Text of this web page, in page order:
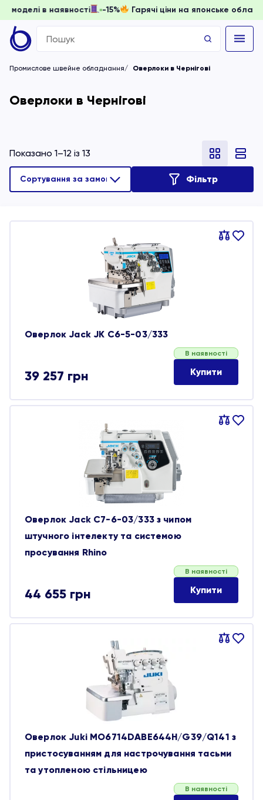
доки моделі в наявності -15% Гарячі ціни на
Search
for:
Промислове швейне обладнання Оверлоки в Чернігові
Оверлоки в Чернігові
Показано 1–12 із 13
Фільтр
Порівняти
В
Оверлок Jack JK C6-5-03/333
39 257 грн
В наявності
Купити
Порівняти
В
Оверлок Jack C7-6-03/333 з чипом
штучного інтелекту та системою
просування Rhino
44 655 грн
В наявності
Купити
Порівняти
В
Оверлок Juki MO6714DABE644H/G39/Q141 з
пристосуванням для настрочування тасьми
та утопленою стільницею
В наявності